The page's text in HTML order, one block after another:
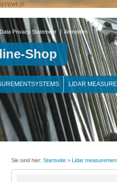
pwk.js
Data Privacy Statement | Anmelden
Shop
LIDAR
Sie sind hier: Startseite > Lidar